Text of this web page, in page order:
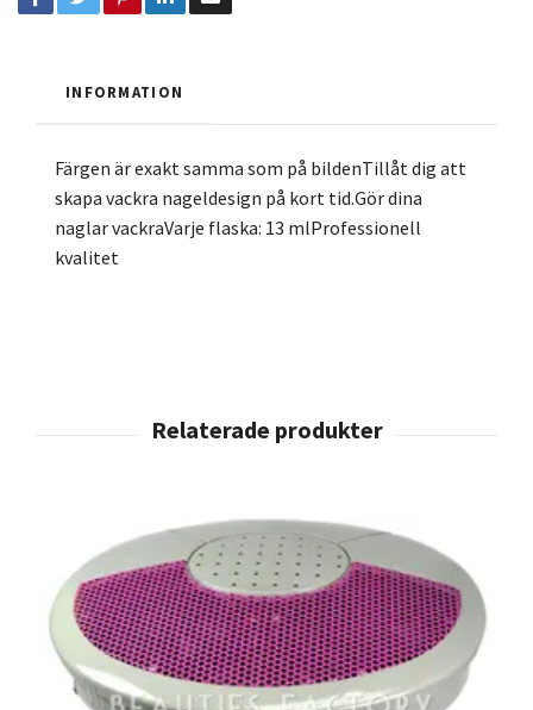
INFORMATION
Färgen är exakt samma som på bildenTillåt dig att
skapa vackra nageldesign på kort tid.Gör dina
naglar vackraVarje flaska: 13 mlProfessionell
kvalitet